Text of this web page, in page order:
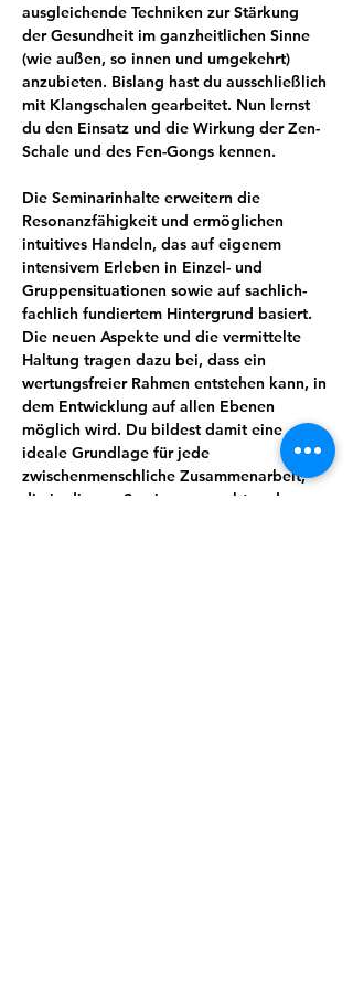
ausgleichende Techniken zur Stärkung
der Gesundheit im ganzheitlichen Sinne
(wie außen, so innen und umgekehrt)
anzubieten. Bislang hast du ausschließlich
mit Klangschalen gearbeitet. Nun lernst
du den Einsatz und die Wirkung der Zen-
Schale und des Fen-Gongs kennen.
Die Seminarinhalte erweitern die
Resonanzfähigkeit und ermöglichen
intuitives Handeln, das auf eigenem
intensivem Erleben in Einzel- und
Gruppensituationen sowie auf sachlich-
fachlich fundiertem Hintergrund basiert.
Die neuen Aspekte und die vermittelte
Haltung tragen dazu bei, dass ein
wertungsfreier Rahmen entstehen kann, in
dem Entwicklung auf allen Ebenen
möglich wird. Du bildest damit eine
ideale Grundlage für jede
zwischenmenschliche Zusammenarbeit,
die in diesem Seminars erprobt und